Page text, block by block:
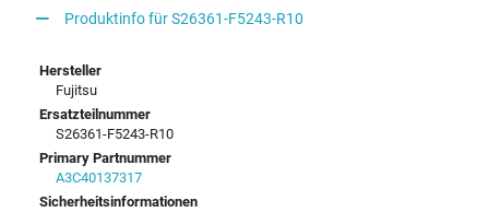
Produktinfo für S26361-F5243-R10
Hersteller
Fujitsu
Ersatzteilnummer
S26361-F5243-R10
Primary Partnummer
A3C40137317
Sicherheitsinformationen